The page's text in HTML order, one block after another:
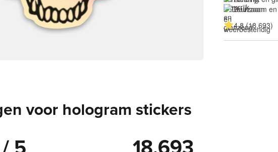
Duurzaam en
4.8 (18.693)
voor hologram stickers